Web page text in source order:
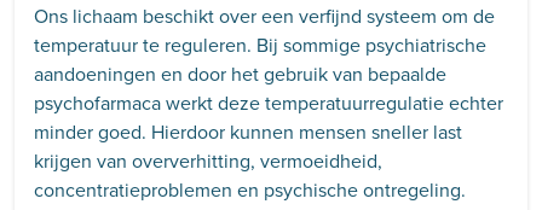
Ons lichaam beschikt over een verfijnd systeem om de
temperatuur te reguleren. Bij sommige psychiatrische
aandoeningen en door het gebruik van bepaalde
psychofarmaca werkt deze temperatuurregulatie echter
minder goed. Hierdoor kunnen mensen sneller last
krijgen van oververhitting, vermoeidheid,
concentratieproblemen en psychische ontregeling.